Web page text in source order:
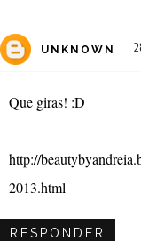
UNKNOWN
Que giras! :D
http://
2013.html
RESPONDER